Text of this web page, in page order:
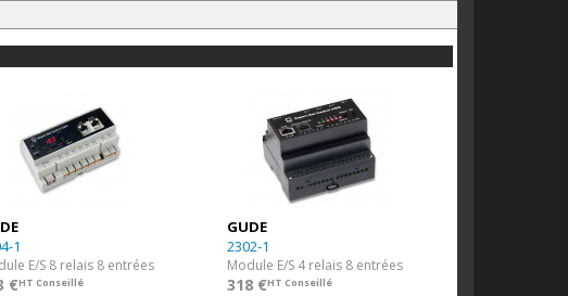
1
E/S 8 relais 8 entrées
€HT Conseillé
GUDE
2302-1
Module E/S 4 relais 8 entrées
318 €HT Conseillé